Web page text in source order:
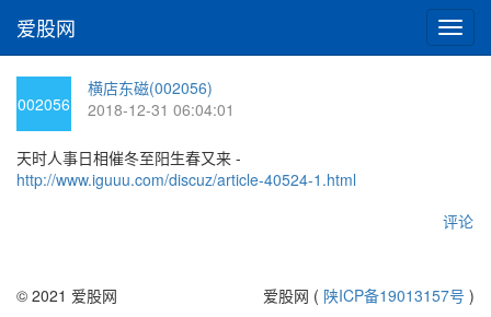
切
换
爱股网
002056
横店东磁(002056)
2018-12-31 06:04:01
天时人事日相催冬至阳生春又来 -
http://www.iguuu.com/discuz/article-40524-1.html
评论
© 2021 爱股网 爱股网 ( 陕ICP备19013157号 )